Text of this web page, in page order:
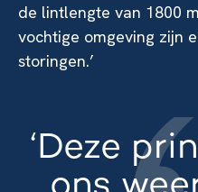
de lintlengte van 1800
vochtige omgeving zijn
storingen.’
‘Deze